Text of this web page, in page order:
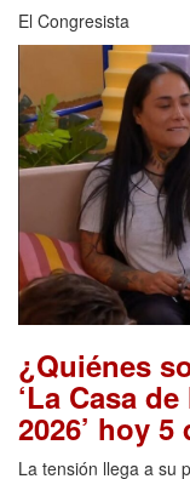
El Congresista
¿Quiénes
‘La Casa
2026’ hoy
La tensión llega a su